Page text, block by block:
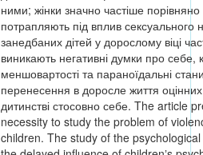
ними; жінки значно частіше порівняно
потрапляють під вплив сексуального
занедбаних дітей у дорослому віці
виникають негативні думки про себе,
меншовартості та параноїдальні
перенесення в доросле життя
дитинстві стосовно себе. The article
necessity to study the problem of
children. The study of the